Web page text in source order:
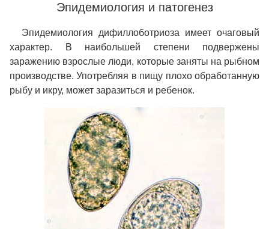
Эпидемиология и патогенез
Эпидемиология дифиллоботриоза имеет очаговый
характер. В наибольшей степени подвержены
заражению взрослые люди, которые заняты на рыбном
производстве. Употребляя в пищу плохо обработанную
рыбу и икру, может заразиться и ребенок.